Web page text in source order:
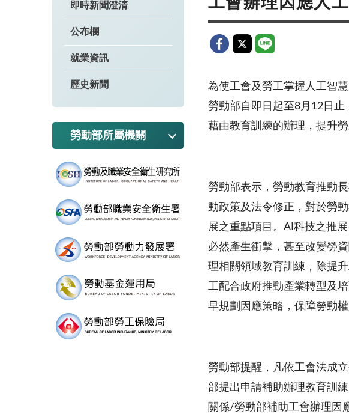
即時新聞澄清
公布欄
就業資訊
歷史新聞
勞動部所屬機關
為使工會及勞工掌握人工智
勞動部自即日起至8月12日
藉由教育訓練的辦理，提升
勞動部表示，勞動教育推動
動政策及法令修正，對於勞
展之重點項目。AI科技之推
必然產生衝擊，甚至改變勞
理相關領域教育訓練，除提
工配合政府推動產業轉型及
早規劃因應策略，保障勞動權
勞動部提醒，凡依工會法成
部提出申請補助辦理教育訓
關係/勞動部補助工會辦理因